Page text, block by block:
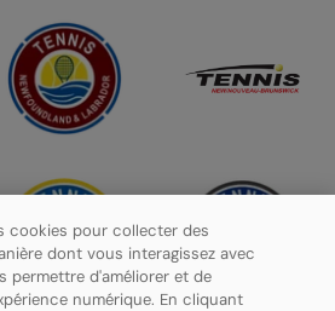
cookies pour collecter des
dont vous interagissez avec
permettre d'améliorer et de
numérique. En cliquant